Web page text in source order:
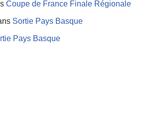
Coupe de France Finale Régionale
Sortie Pays Basque
Pays Basque